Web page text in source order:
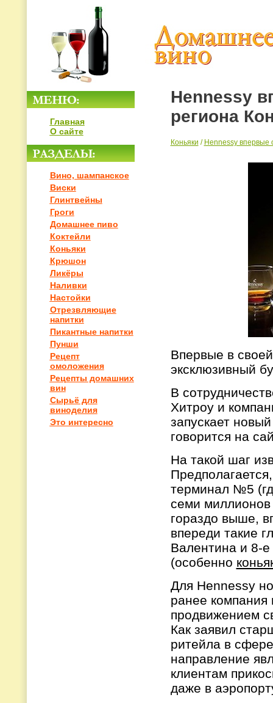
Главная
О сайте
Вино, шампанское
Виски
Глинтвейны
Гроги
Домашнее пиво
Коктейли
Коньяки
Крюшон
Ликёры
Наливки
Настойки
Отрезвляющие
напитки
Пикантные напитки
Пунши
Рецепт
омоложения
Рецепты домашних
вин
Сырьё для
виноделия
Это интересно
Hennessy
региона
Коньяки / Hennessy впервые
Впервые в
эксклюзивный
В
Хитроу и
запускает
говорится на
На такой шаг
терминал №5
семи миллионов
гораздо выше,
впереди такие
Валентина и 8-е
(особенно
Для Hennessy
ранее компания
продвижением
Как заявил
ритейла в
направление
клиентам
даже в